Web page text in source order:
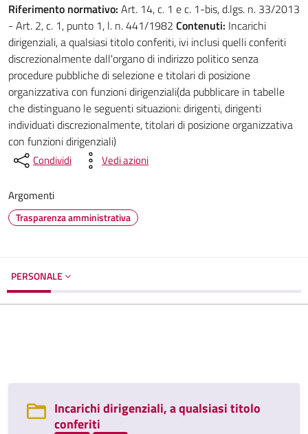
Riferimento normativo: Art. 14, c. 1 e c. 1-bis, d.lgs. n. 33/2013
- Art. 2, c. 1, punto 1, l. n. 441/1982 Contenuti: Incarichi
dirigenziali, a qualsiasi titolo conferiti, ivi inclusi quelli conferiti
discrezionalmente dall'organo di indirizzo politico senza
procedure pubbliche di selezione e titolari di posizione
organizzativa con funzioni dirigenziali(da pubblicare in tabelle
che distinguano le seguenti situazioni: dirigenti, dirigenti
individuati discrezionalmente, titolari di posizione organizzativa
con funzioni dirigenziali)
Condividi Vedi azioni
Argomenti
Trasparenza amministrativa
PERSONALE
Incarichi dirigenziali, a qualsiasi titolo
conferiti